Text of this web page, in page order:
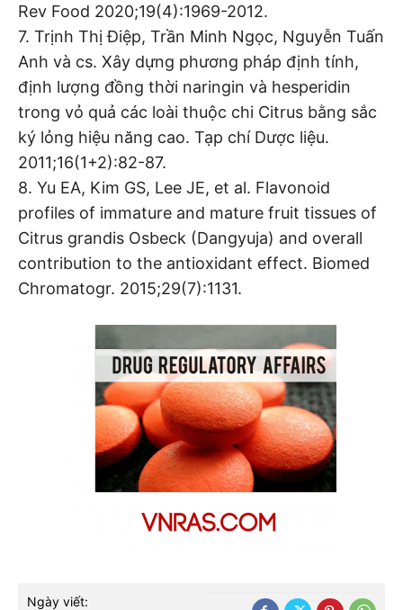
Rev Food 2020;19(4):1969-2012.
7. Trịnh Thị Điệp, Trần Minh Ngọc, Nguyễn Tuấn
Anh và cs. Xây dựng phương pháp định tính,
định lượng đồng thời naringin và hesperidin
trong vỏ quả các loài thuộc chi Citrus bằng sắc
ký lỏng hiệu năng cao. Tạp chí Dược liệu.
2011;16(1+2):82-87.
8. Yu EA, Kim GS, Lee JE, et al. Flavonoid
profiles of immature and mature fruit tissues of
Citrus grandis Osbeck (Dangyuja) and overall
contribution to the antioxidant effect. Biomed
Chromatogr. 2015;29(7):1131.
Ngày viết: